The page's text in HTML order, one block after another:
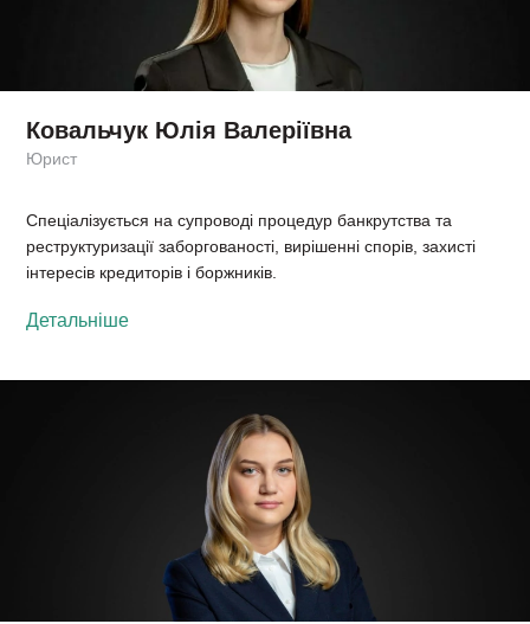
Ковальчук Юлія Валеріївна
Юрист
Спеціалізується на супроводі процедур банкрутства та
реструктуризації заборгованості, вирішенні спорів, захисті
інтересів кредиторів і боржників.
Детальніше